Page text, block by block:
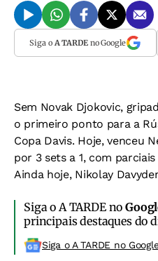
Siga o A TARDEno Google
Sem Novak Djokovic,
o primeiro ponto para a
Copa Davis. Hoje, venceu
por 3 sets a 1, com
Ainda hoje, Nikolay
Siga o A TARDE no
principais destaques do
Siga o A TARDE no